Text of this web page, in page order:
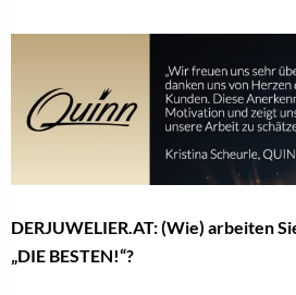
DERJUWELIER.AT: (Wie) arbeiten
„DIE BESTEN!“?